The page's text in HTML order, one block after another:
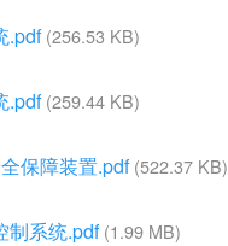
.pdf (256.53 KB)
.pdf (259.44 KB)
保障装置.pdf (522.37 KB)
制系统.pdf (1.99 MB)